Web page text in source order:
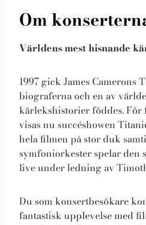
Om
Världens mest hisnande
1997 gick James Camerons
biograferna och en av
kärlekshistorier föddes. För
visas nu succéshowen
hela filmen på stor duk
symfoniorkester spelar den
live under ledning av
Du som konsertbesökare
fantastisk upplevelse med